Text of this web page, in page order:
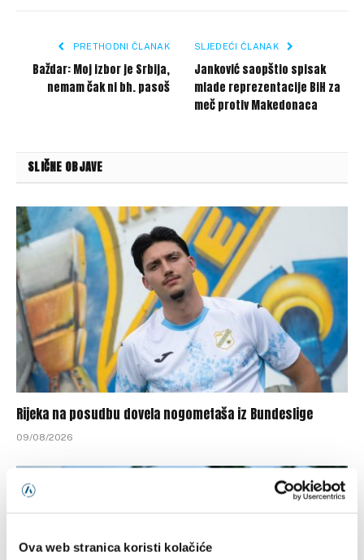
Ova web stranica koristi kolačiće
PRETHODNI ČLANAK
Baždar: Moj izbor je Srbija,
nemam čak ni bh. pasoš
SLJEDEĆI ČLANAK
Janković saopštio spisak
mlade reprezentacije BiH za
meč protiv Makedonaca
SLIČNE OBJAVE
Rijeka na posudbu dovela nogometaša iz Bundeslige
09/08/2026